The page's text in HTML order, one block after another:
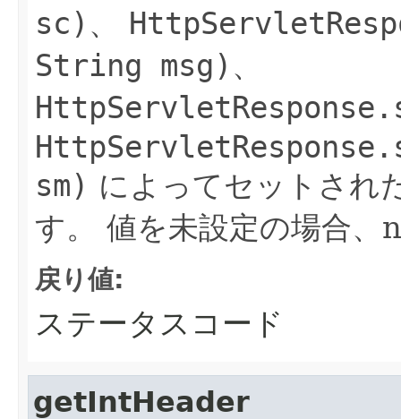
sc) 、
String msg) 、
sm) によってセットされ
す。 値を未設定の場合
戻り値:
ステータスコード
getIntHeader